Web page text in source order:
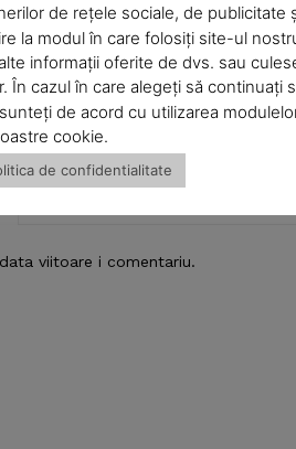
About
Contact us
Subscription Plans
My account
viitoare i comentariu.
de rețele sociale, de publicitate
la modul în care folosiți site-ul
informații oferite de dvs. sau
În cazul în care alegeți să continuați
de acord cu utilizarea
cookie.
de confidentialitate